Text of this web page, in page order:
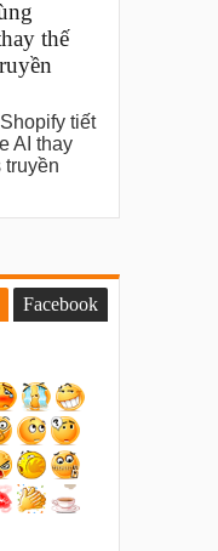
thế
tiết
AI thay
truyền
Facebook